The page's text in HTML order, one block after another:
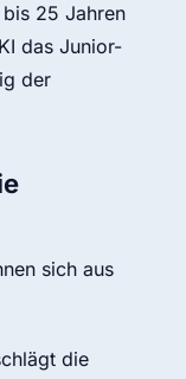
25 Jahren
das Junior-
der
sich aus
die